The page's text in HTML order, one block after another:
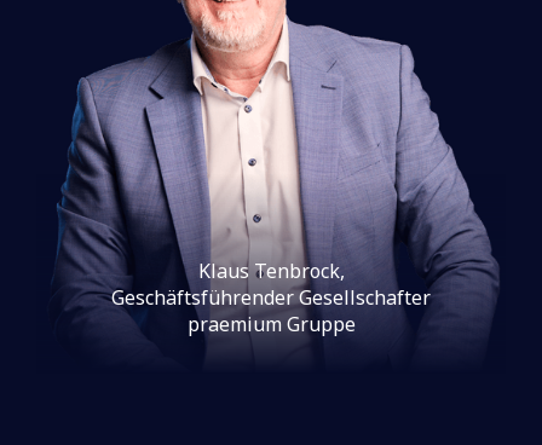
Klaus Tenbrock,
Geschäftsführender Gesellschafter
praemium Gruppe